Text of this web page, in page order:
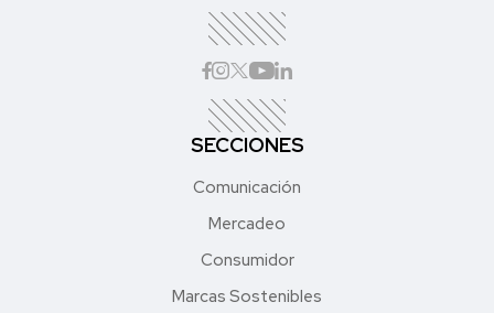
SECCIONES
Comunicación
Mercadeo
Consumidor
Marcas Sostenibles